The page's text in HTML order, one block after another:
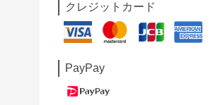
クレジットカード
PayPay